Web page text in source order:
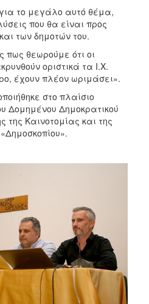
το μεγάλο αυτό θέμα,
που θα είναι προς
των δημοτών του.
θεωρούμε ότι οι
οριστικά τα Ι.Χ.
έχουν πλέον ωριμάσει».
στο πλαίσιο
Δομημένου Δημοκρατικού
της Καινοτομίας και της